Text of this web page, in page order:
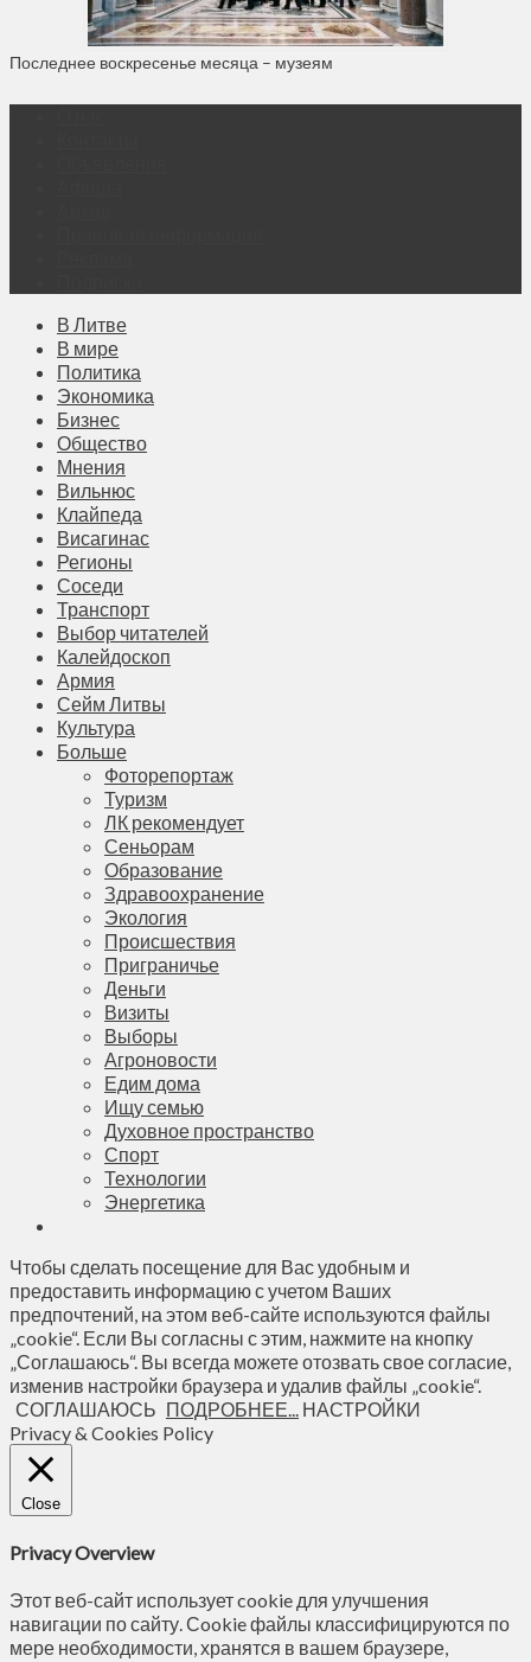
Последнее воскресенье месяца – музеям
В Литве
В мире
Политика
Экономика
Бизнес
Общество
Мнения
Вильнюс
Клайпеда
Висагинас
Регионы
Соседи
Транспорт
Выбор читателей
Калейдоскоп
Армия
Сейм Литвы
Культура
Больше
Фоторепортаж
Туризм
ЛК рекомендует
Сеньорам
Образование
Здравоохранение
Экология
Происшествия
Приграничье
Деньги
Визиты
Выборы
Агроновости
Едим дома
Ищу семью
Духовное пространство
Спорт
Технологии
Энергетика
Чтобы сделать посещение для Вас удобным и
предоставить информацию с учетом Ваших
предпочтений, на этом веб-сайте используются файлы
„cookie“. Если Вы согласны с этим, нажмите на кнопку
„Соглашаюсь“. Вы всегда можете отозвать свое согласие,
изменив настройки браузера и удалив файлы „cookie“.
СОГЛАШАЮСЬ ПОДРОБНЕЕ...
НАСТРОЙКИ
Privacy & Cookies Policy
Close
Privacy Overview
Этот веб-сайт использует cookie для улучшения
навигации по сайту. Сookie файлы классифицируются по
мере необходимости, хранятся в вашем браузере,